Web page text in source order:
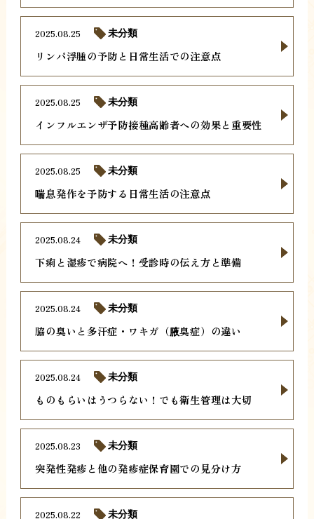
リンパ浮腫の予防と日常生活での注意点
2025.08.25 未分類
インフルエンザ予防接種高齢者への効果と重要性
2025.08.25 未分類
喘息発作を予防する日常生活の注意点
2025.08.25 未分類
下痢と湿疹で病院へ！受診時の伝え方と準備
2025.08.24 未分類
脇の臭いと多汗症・ワキガ（腋臭症）の違い
2025.08.24 未分類
ものもらいはうつらない！でも衛生管理は大切
2025.08.24 未分類
突発性発疹と他の発疹症保育園での見分け方
2025.08.23 未分類
2025.08.22 未分類